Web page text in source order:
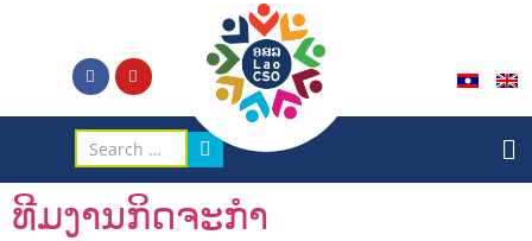
ທີມງານກິດຈະກຳ